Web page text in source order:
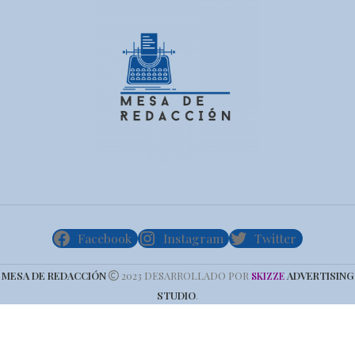
Facebook Instagram Twitter
MESA DE REDACCIÓN 2023 DESARROLLADO POR SKIZZEADVERTISING
STUDIO.